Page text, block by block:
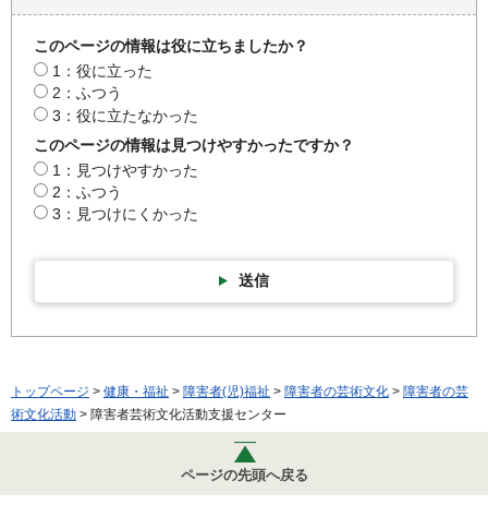
このページの情報は役に立ちましたか？
1：役に立った
2：ふつう
3：役に立たなかった
このページの情報は見つけやすかったですか？
1：見つけやすかった
2：ふつう
3：見つけにくかった
送信
トップページ > 健康・福祉 > 障害者(児)福祉 > 障害者の芸術文化 > 障害者の芸
術文化活動 > 障害者芸術文化活動支援センター
ページの先頭へ戻る